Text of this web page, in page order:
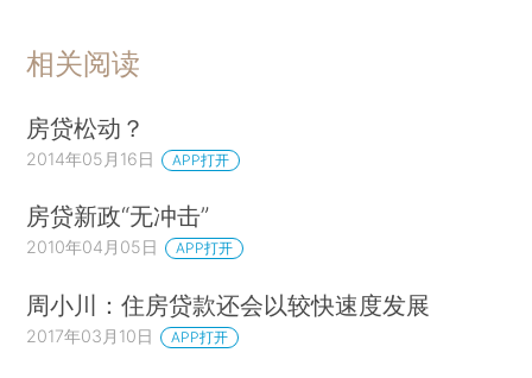
相关阅读
房贷松动？
2014年05月16日 APP打开
房贷新政“无冲击”
2010年04月05日 APP打开
周小川：住房贷款还会以较快速度发展
2017年03月10日 APP打开